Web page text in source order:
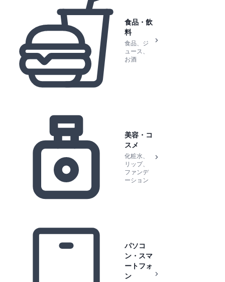
食品・飲
料
食品、ジ
ュース、
お酒
美容・コ
スメ
化粧水、
リップ、
ファンデ
ーション
パソコ
ン・スマ
ートフォ
ン